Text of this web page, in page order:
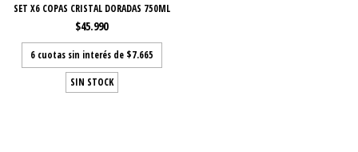
SET X6 COPAS CRISTAL DORADAS 750ML
$45.990
6 cuotas sin interés de $7.665
SIN STOCK